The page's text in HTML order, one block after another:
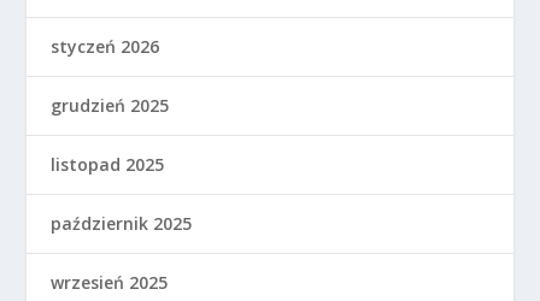
styczeń 2026
grudzień 2025
listopad 2025
październik 2025
wrzesień 2025